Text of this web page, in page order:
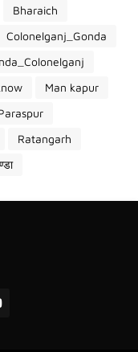
Bharaich
Colonelganj_Gonda
Man kapur
Ratangarh